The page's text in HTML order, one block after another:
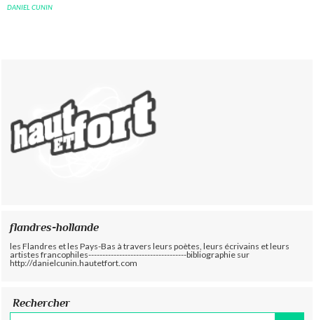
DANIEL CUNIN
flandres-hollande
les Flandres et les Pays-Bas à travers leurs poètes, leurs écrivains et leurs
artistes francophiles-----------------------------------bibliographie sur
http://danielcunin.hautetfort.com
Rechercher